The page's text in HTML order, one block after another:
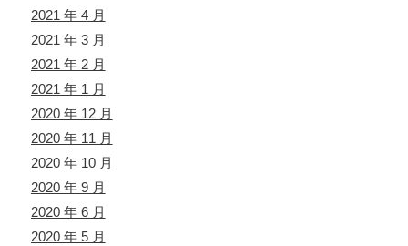
2021 年 4 月
2021 年 3 月
2021 年 2 月
2021 年 1 月
2020 年 12 月
2020 年 11 月
2020 年 10 月
2020 年 9 月
2020 年 6 月
2020 年 5 月